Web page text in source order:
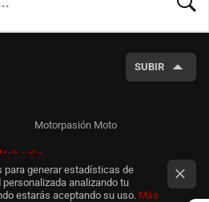
SUBIR
Motorpasión Moto
para generar estadísticas de
analizando tu
estarás aceptando su uso. Más